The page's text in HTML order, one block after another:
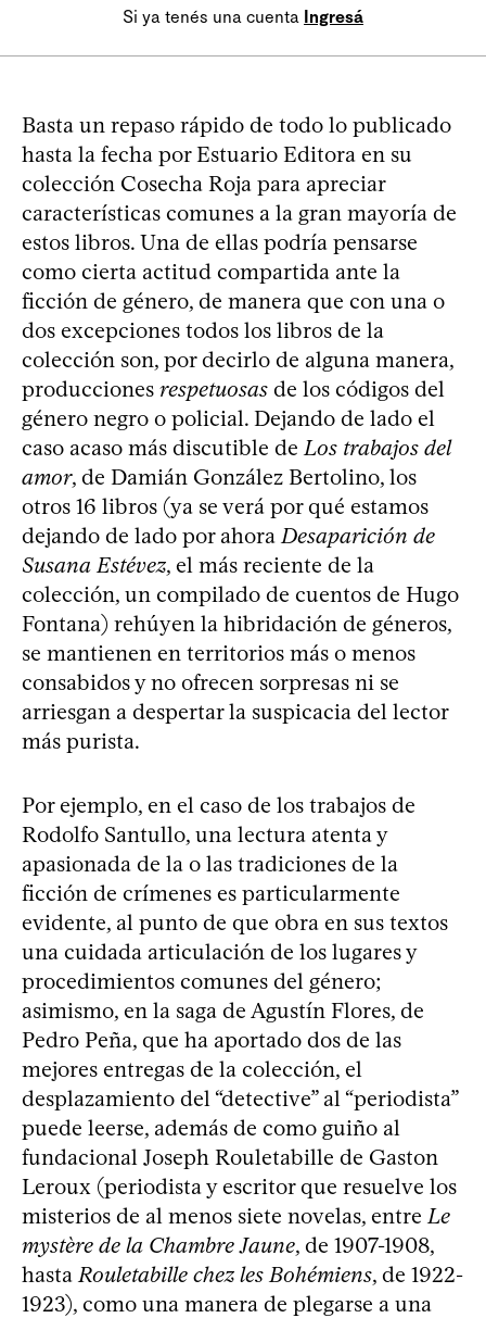
Si ya tenés una cuenta Ingresá
Basta un repaso rápido de todo lo publicado
hasta la fecha por Estuario Editora en su
colección Cosecha Roja para apreciar
características comunes a la gran mayoría de
estos libros. Una de ellas podría pensarse
como cierta actitud compartida ante la
ficción de género, de manera que con una o
dos excepciones todos los libros de la
colección son, por decirlo de alguna manera,
producciones respetuosas de los códigos del
género negro o policial. Dejando de lado el
caso acaso más discutible deLos trabajos del
amor, de Damián González Bertolino, los
otros 16 libros (ya se verá por qué estamos
dejando de lado por ahoraDesaparición de
Susana Estévez, el más reciente de la
colección, un compilado de cuentos de Hugo
Fontana) rehúyen la hibridación de géneros,
se mantienen en territorios más o menos
consabidos y no ofrecen sorpresas ni se
arriesgan a despertar la suspicacia del lector
más purista.
Por ejemplo, en el caso de los trabajos de
Rodolfo Santullo, una lectura atenta y
apasionada de la o las tradiciones de la
ficción de crímenes es particularmente
evidente, al punto de que obra en sus textos
una cuidada articulación de los lugares y
procedimientos comunes del género;
asimismo, en la saga de Agustín Flores, de
Pedro Peña, que ha aportado dos de las
mejores entregas de la colección, el
desplazamiento del “detective” al “periodista”
puede leerse, además de como guiño al
fundacional Joseph Rouletabille de Gaston
Leroux (periodista y escritor que resuelve los
misterios de al menos siete novelas, entreLe
mystère de la Chambre Jaune, de 1907-1908,
hastaRouletabille chez les Bohémiens, de 1922-
1923), como una manera de plegarse a una